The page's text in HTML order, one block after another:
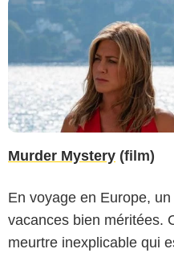
Murder Mystery (film)
En voyage en Europe,
vacances bien méritées.
meurtre inexplicable qui